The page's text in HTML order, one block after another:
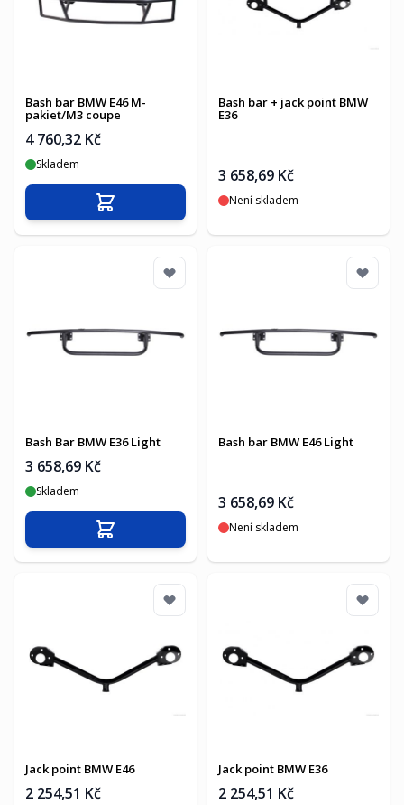
Bash bar BMW E46 M-
pakiet/M3 coupe
4 760,32 Kč
Skladem
Přidat do košíku
Bash bar + jack point BMW
E36
3 658,69 Kč
Není skladem
Bash Bar BMW E36 Light
3 658,69 Kč
Skladem
Přidat do košíku
Bash bar BMW E46 Light
3 658,69 Kč
Není skladem
Jack point BMW E46
2 254,51 Kč
Jack point BMW E36
2 254,51 Kč